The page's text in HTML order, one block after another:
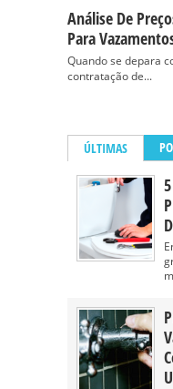
Análise De
Para
Quando se depara
contratação de...
ÚLTIMAS